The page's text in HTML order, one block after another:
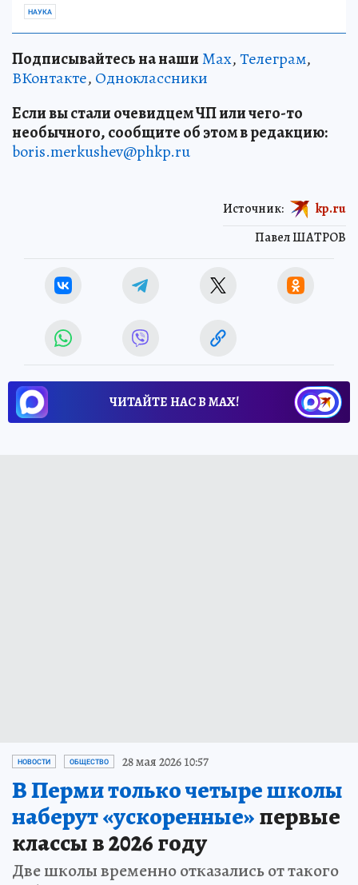
НАУКА
Подписывайтесь на нашиMax,Телеграм,
ВКонтакте, Одноклассники
Если вы стали очевидцем ЧП или чего-то
необычного, сообщите об этом в редакцию:
boris.merkushev@phkp.ru
Павел ШАТРОВ
Источник: kp.ru
ЧИТАЙТЕ НАС В МАХ!
НОВОСТИ ОБЩЕСТВО 28 мая 2026 10:57
В Перми только четыре школы
наберут «ускоренные»первые
классы в 2026 году
Две школы временно отказались от такого